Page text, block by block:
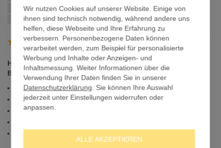
Wir nutzen Cookies auf unserer Website. Einige von
ihnen sind technisch notwendig, während andere uns
helfen, diese Webseite und Ihre Erfahrung zu
verbessern. Personenbezogene Daten können
verarbeitet werden, zum Beispiel für personalisierte
Werbung und Inhalte oder Anzeigen- und
Inhaltsmessung. Weiter Informationen über die
Verwendung Ihrer Daten finden Sie in unserer
Datenschutzerklärung . Sie können Ihre Auswahl
jederzeit unter Einstellungen widerrufen oder
anpassen.
ALLE AKZEPTIEREN
Bildergalerie
springen
wenn Sie innerhalb vonbestellen
4.82/5 Trusted Shops
Hochwertige Austauschgrafik für Roll-Ups in 85x200cm cm
Breite
Auswahl aus PVC, Stoff oder hochwertigem Roll-Up-Film
Brillante Farben und gestochen scharfe Druckqualität
UV-beständig und robust für eine lange Haltbarkeit